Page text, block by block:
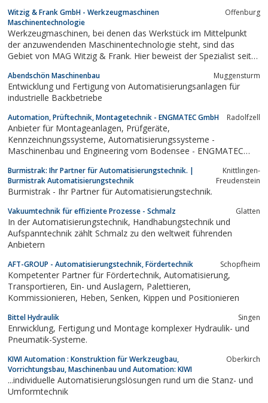
Witzig & Frank GmbH - Werkzeugmaschinen
Maschinentechnologie
Offenburg
Werkzeugmaschinen, bei denen das Werkstück im Mittelpunkt
der anzuwendenden Maschinentechnologie steht, sind das
Gebiet von MAG Witzig & Frank. Hier beweist der Spezialist seit
einen festen Platz bei seinen renommierten Kunden erarbeitet.
Abendschön Maschinenbau Muggensturm
Entwicklung und Fertigung von Automatisierungsanlagen für
industrielle Backbetriebe
Automation, Prüftechnik, Montagetechnik - ENGMATEC GmbH Radolfzell
Anbieter für Montageanlagen, Prüfgeräte,
Kennzeichnungssysteme, Automatisierungssysteme -
Maschinenbau und Engineering vom Bodensee - ENGMATEC
Burmistrak: Ihr Partner für Automatisierungstechnik. |
Burmistrak Automatisierungstechnik
Knittlingen-
Freudenstein
Burmistrak - Ihr Partner für Automatisierungstechnik.
Vakuumtechnik für effiziente Prozesse - Schmalz Glatten
In der Automatisierungstechnik, Handhabungstechnik und
Aufspanntechnik zählt Schmalz zu den weltweit führenden
Anbietern
AFT-GROUP - Automatisierungstechnik, Fördertechnik Schopfheim
Kompetenter Partner für Fördertechnik, Automatisierung,
Transportieren, Ein- und Auslagern, Palettieren,
Kommissionieren, Heben, Senken, Kippen und Positionieren
Bittel Hydraulik Singen
Enrwicklung, Fertigung und Montage komplexer Hydraulik- und
Pneumatik-Systeme.
KIWI Automation : Konstruktion für Werkzeugbau,
Vorrichtungsbau, Maschinenbau und Automation: KIWI
Oberkirch
...individuelle Automatisierungslösungen rund um die Stanz- und
Umformtechnik